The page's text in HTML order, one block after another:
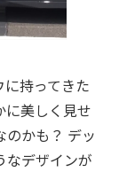
持ってきた
に美しく見せ
のかも？ デッ
なデザインが